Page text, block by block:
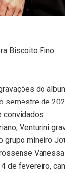
Biscoito Fino
do
semestre de
convidados.
Venturini
grupo mineiro
Vanessa
de fevereiro,